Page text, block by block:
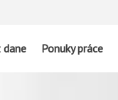
dane Ponuky práce